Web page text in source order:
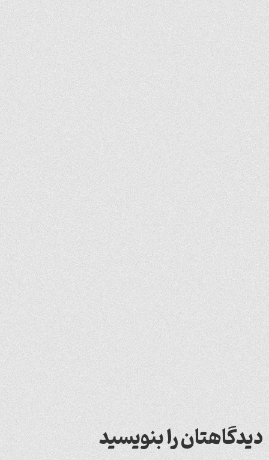
دیدگاهتان را بنویسید